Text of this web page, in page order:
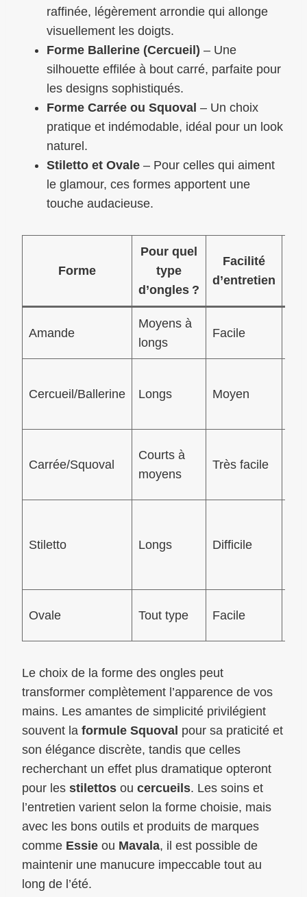
raffinée, légèrement arrondie qui allonge
visuellement les doigts.
Forme Ballerine (Cercueil) – Une
silhouette effilée à bout carré, parfaite pour
les designs sophistiqués.
Forme Carrée ou Squoval – Un choix
pratique et indémodable, idéal pour un look
naturel.
Stiletto et Ovale – Pour celles qui aiment
le glamour, ces formes apportent une
touche audacieuse.
Forme
Pour quel
type
d’ongles ?
Facilité
d’entretien
Amande
Moyens à
longs
Facile
Cercueil/Ballerine Longs Moyen
Carrée/Squoval
Courts à
moyens
Très facile
Stiletto Longs Difficile
Ovale Tout type Facile
Le choix de la forme des ongles peut
transformer complètement l’apparence de vos
mains. Les amantes de simplicité privilégient
souvent la formule Squoval pour sa praticité et
son élégance discrète, tandis que celles
recherchant un effet plus dramatique opteront
pour les stilettos ou cercueils. Les soins et
l’entretien varient selon la forme choisie, mais
avec les bons outils et produits de marques
comme Essie ou Mavala, il est possible de
maintenir une manucure impeccable tout au
long de l’été.